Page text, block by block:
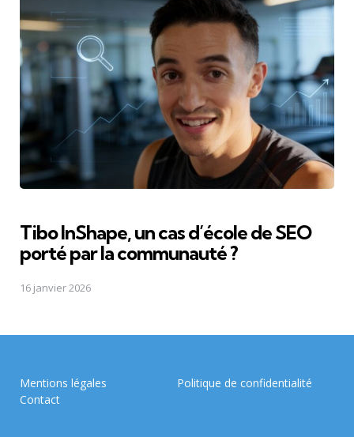
Tibo InShape, un cas d’école de SEO
porté par la communauté ?
16 janvier 2026
Mentions légales
Politique de confidentialité
Contact